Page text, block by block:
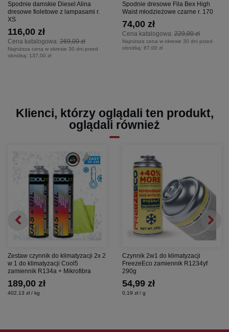
Spodnie damskie Diesel Alina
dresowe fioletowe z lampasami r.
XS
Cena katalogowa: 269,00 zł
116,00 zł
Najniższa cena w okresie 30 dni przed
obniżką: 137,00 zł
Spodnie dresowe Fila Bex High
Waist młodzieżowe czarne r. 170
Cena katalogowa: 229,00 zł
74,00 zł
Najniższa cena w okresie 30 dni przed
obniżką: 87,00 zł
Klienci, którzy oglądali ten produkt,
oglądali również
Zestaw czynnik do klimatyzacji 2x 2
w 1 do klimatyzacji Cool5
zamiennik R134a + Mikrofibra
189,00 zł
402,13 zł / kg
Czynnik 2w1 do klimatyzacji
FreezeEco zamiennik R1234yf
290g
54,99 zł
0,19 zł / g